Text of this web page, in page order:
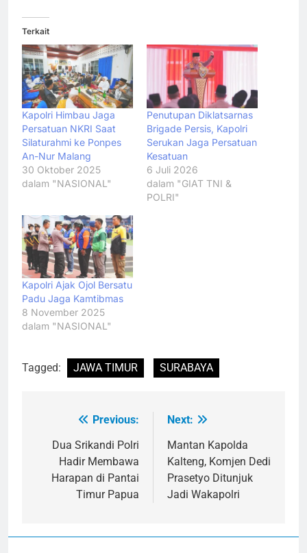
Terkait
Kapolri Himbau Jaga
Persatuan NKRI Saat
Silaturahmi ke Ponpes
An-Nur Malang
30 Oktober 2025
dalam "NASIONAL"
Penutupan Diklatsarnas
Brigade Persis, Kapolri
Serukan Jaga Persatuan
Kesatuan
6 Juli 2026
dalam "GIAT TNI &
POLRI"
Kapolri Ajak Ojol Bersatu
Padu Jaga Kamtibmas
8 November 2025
dalam "NASIONAL"
Tagged: JAWA TIMUR SURABAYA
Navigasi
pos
Previous:
Dua Srikandi Polri
Hadir Membawa
Harapan di Pantai
Timur Papua
Next:
Mantan Kapolda
Kalteng, Komjen Dedi
Prasetyo Ditunjuk
Jadi Wakapolri